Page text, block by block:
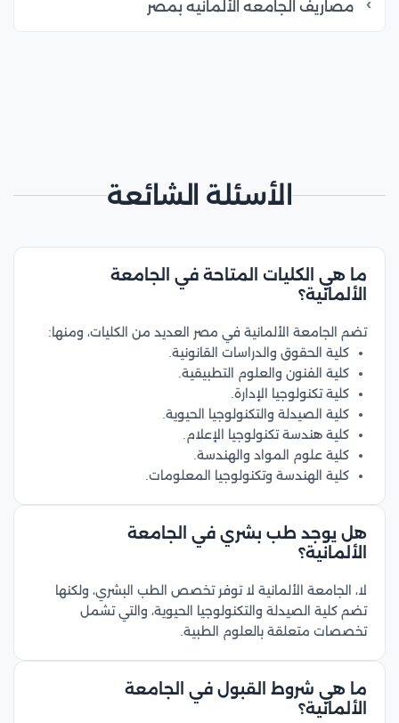
مصاريف الجامعه الألمانيه بمصر
الأسئلة الشائعة
ما هي الكليات المتاحة في الجامعة
الألمانية؟
تضم الجامعة الألمانية في مصر العديد من الكليات، ومنها:
كلية الحقوق والدراسات القانونية.
كلية الفنون والعلوم التطبيقية.
كلية تكنولوجيا الإدارة.
كلية الصيدلة والتكنولوجيا الحيوية.
كلية هندسة تكنولوجيا الإعلام.
كلية علوم المواد والهندسة.
كلية الهندسة وتكنولوجيا المعلومات.
هل يوجد طب بشري في الجامعة
الألمانية؟
لا، الجامعة الألمانية لا توفر تخصص الطب البشري، ولكنها
تضم كلية الصيدلة والتكنولوجيا الحيوية، والتي تشمل
تخصصات متعلقة بالعلوم الطبية.
ما هي شروط القبول في الجامعة
الألمانية؟